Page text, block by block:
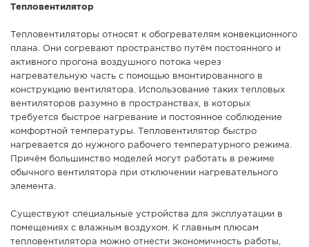
ФОТО
Тепловентилятор
Тепловентиляторы относят к обогревателям конвекционного
плана. Они согревают пространство путём постоянного и
активного прогона воздушного потока через
нагревательную часть с помощью вмонтированного в
конструкцию вентилятора. Использование таких тепловых
вентиляторов разумно в пространствах, в которых
требуется быстрое нагревание и постоянное соблюдение
комфортной температуры. Тепловентилятор быстро
нагревается до нужного рабочего температурного режима.
Причём большинство моделей могут работать в режиме
обычного вентилятора при отключении нагревательного
элемента.
Существуют специальные устройства для эксплуатации в
помещениях с влажным воздухом. К главным плюсам
тепловентилятора можно отнести экономичность работы,